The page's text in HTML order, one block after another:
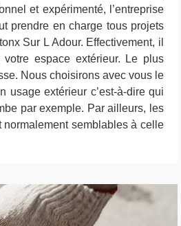
et expérimenté, l’entreprise
prendre en charge tous projets
Sur L Adour. Effectivement, il
espace extérieur. Le plus
Nous choisirons avec vous le
usage extérieur c’est-à-dire qui
par exemple. Par ailleurs, les
semblables à celle